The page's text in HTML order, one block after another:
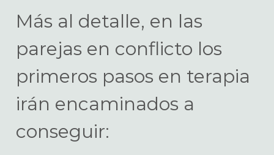
Más al detalle, en las
parejas en conflicto los
primeros pasos en terapia
irán encaminados a
conseguir: